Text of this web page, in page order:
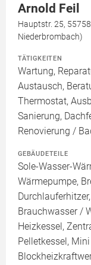
Arnold Feil
Hauptstr. 25,
Niederbrombach)
TÄTIGKEITEN
Wartung,
Austausch,
Thermostat,
Sanierung,
Renovierung /
GEBÄUDETEILE
Sole-Wasser-
Wärmepumpe,
Brauchwasser /
Heizkessel,
Pelletkessel,